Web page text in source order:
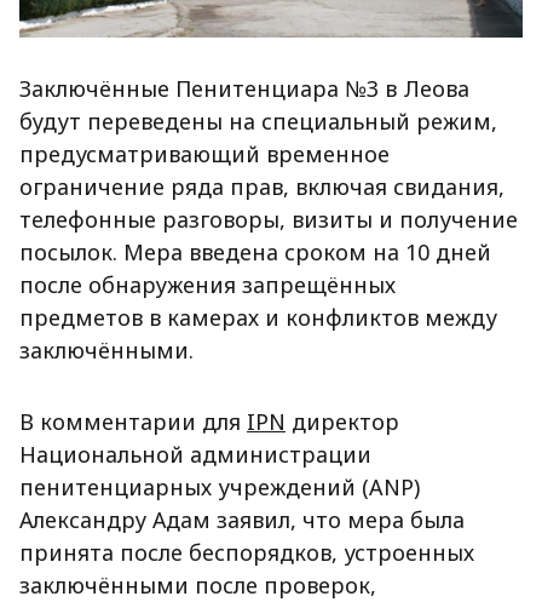
Заключённые Пенитенциара №3 в Леова
будут переведены на специальный режим,
предусматривающий временное
ограничение ряда прав, включая свидания,
телефонные разговоры, визиты и получение
посылок. Мера введена сроком на 10 дней
после обнаружения запрещённых
предметов в камерах и конфликтов между
заключёнными.
В комментарии для IPN директор
Национальной администрации
пенитенциарных учреждений (ANP)
Александру Адам заявил, что мера была
принята после беспорядков, устроенных
заключёнными после проверок,